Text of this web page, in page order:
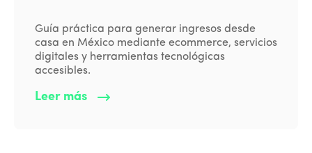
Guía práctica para generar ingresos desde
casa en México mediante ecommerce, servicios
digitales y herramientas tecnológicas
accesibles.
Leer más